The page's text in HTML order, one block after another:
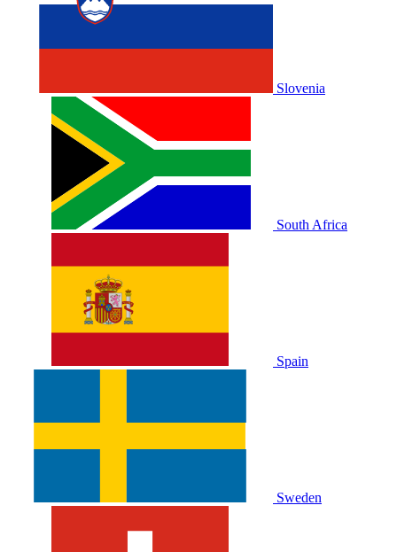
Slovenia
South Africa
Spain
Sweden